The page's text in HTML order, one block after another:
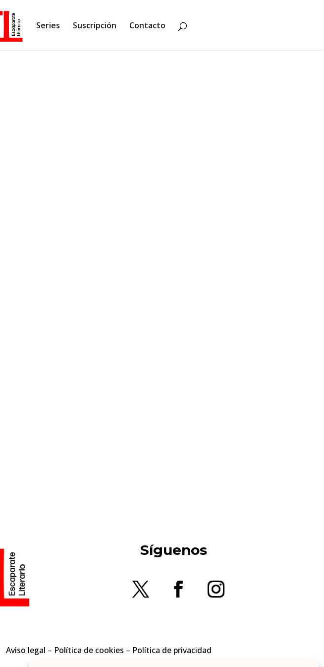
Series Suscripción Contacto
Síguenos
Aviso legal – Política de cookies – Política de privacidad